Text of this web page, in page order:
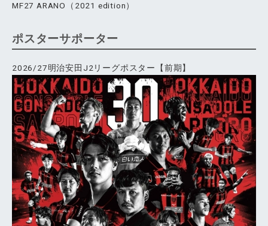
MF27 ARANO（2021 edition）
ポスターサポーター
2026/27明治安田J2リーグポスター【前期】